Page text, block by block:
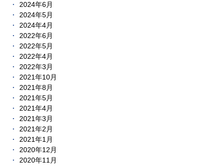
2024年6月
2024年5月
2024年4月
2022年6月
2022年5月
2022年4月
2022年3月
2021年10月
2021年8月
2021年5月
2021年4月
2021年3月
2021年2月
2021年1月
2020年12月
2020年11月